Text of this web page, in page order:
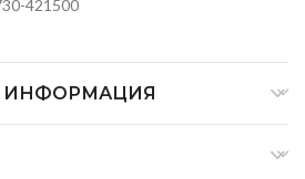
421500
ИНФОРМАЦИЯ